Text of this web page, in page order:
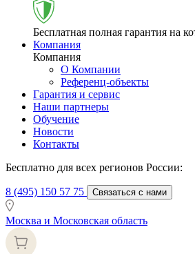
Бесплатная полная гарантия на
Компания
Компания
О Компании
Референц-объекты
Гарантия и сервис
Наши партнеры
Обучение
Новости
Контакты
Бесплатно для всех регионов России:
8 (495) 150 57 75 Связаться с нами
Москва и Московская область